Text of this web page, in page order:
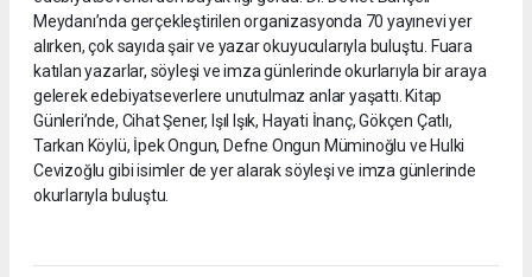
Meydanı’nda gerçekleştirilen organizasyonda 70 yayınevi yer
alırken, çok sayıda şair ve yazar okuyucularıyla buluştu. Fuara
katılan yazarlar, söyleşi ve imza günlerinde okurlarıyla bir araya
gelerek edebiyatseverlere unutulmaz anlar yaşattı. Kitap
Günleri’nde, Cihat Şener, Işıl Işık, Hayati İnanç, Gökçen Çatlı,
Tarkan Köylü, İpek Ongun, Defne Ongun Müminoğlu ve Hulki
Cevizoğlu gibi isimler de yer alarak söyleşi ve imza günlerinde
okurlarıyla buluştu.